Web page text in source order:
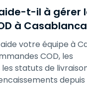
t-il à gérer
à
votre équipe à
COD, les
statuts de
depuis